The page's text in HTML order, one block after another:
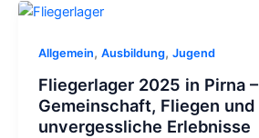
Allgemein, Ausbildung, Jugend
Fliegerlager 2025 in Pirna –
Gemeinschaft, Fliegen und
unvergessliche Erlebnisse